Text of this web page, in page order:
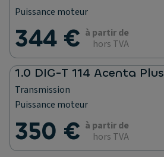
Puissance moteur
344 € à partir de
hors TVA
1.0 DIG-T 114 Acenta Plus
Transmission
Puissance moteur
350 € à partir de
hors TVA